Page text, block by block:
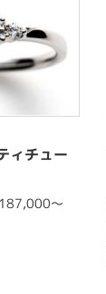
ィチュー
～